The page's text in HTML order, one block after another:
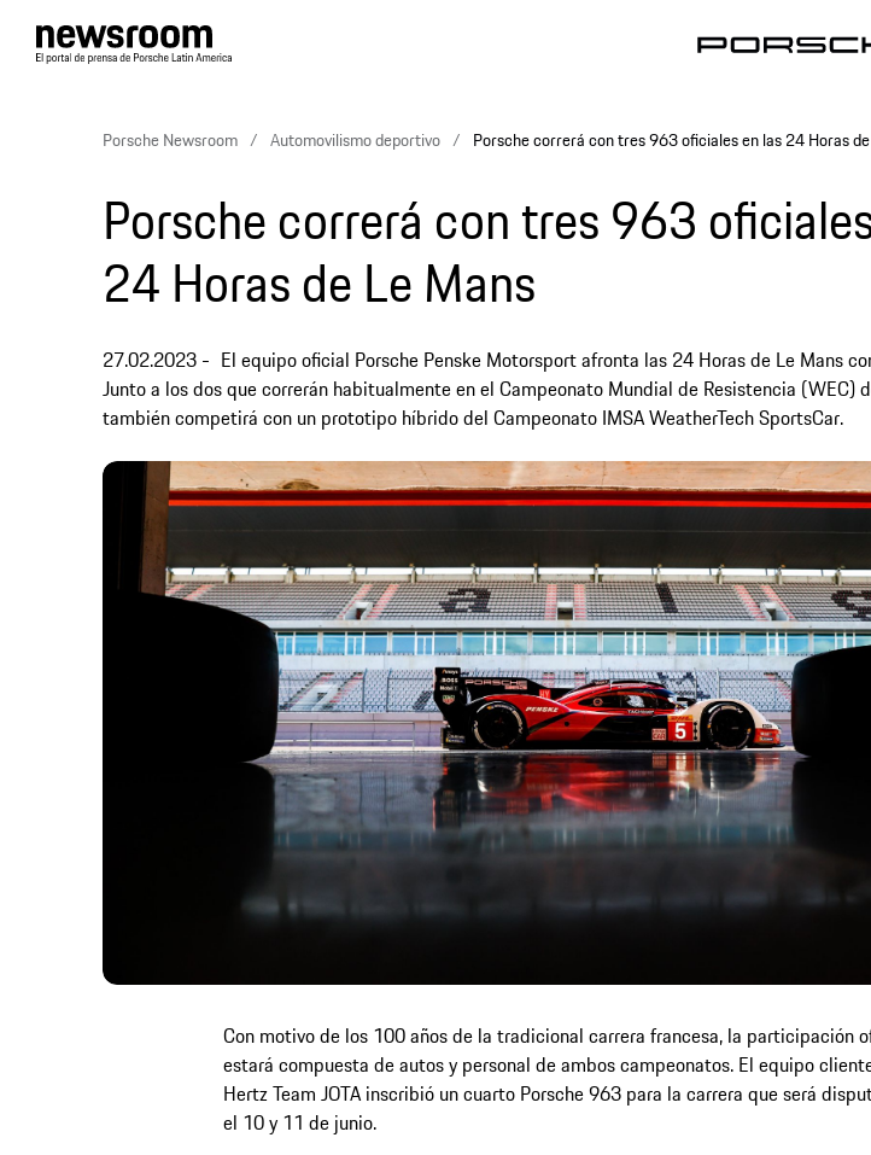
Porsche Newsroom Automovilismo deportivo Porsche correrá con tres 963 oficiales en las 24 Horas
Porsche correrá con tres 963
24 Horas de Le Mans
27.02.2023
El equipo oficial Porsche Penske Motorsport afronta las 24 Horas de Le Mans
Junto a los dos que correrán habitualmente en el Campeonato Mundial de Resistencia (WEC)
también competirá con un prototipo híbrido del Campeonato IMSA WeatherTech SportsCar.
Con motivo de los 100 años de la tradicional carrera francesa, la participación
estará compuesta de autos y personal de ambos campeonatos. El equipo
Hertz Team JOTA inscribió un cuarto Porsche 963 para la carrera que será
el 10 y 11 de junio.